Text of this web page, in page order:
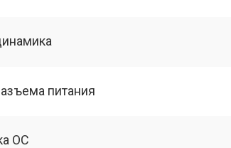
питания
ОС